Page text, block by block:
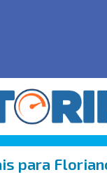
para